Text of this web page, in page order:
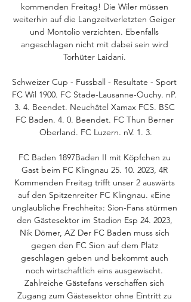
kommenden Freitag! Die Wiler müssen
weiterhin auf die Langzeitverletzten Geiger
und Montolio verzichten. Ebenfalls
angeschlagen nicht mit dabei sein wird
Torhüter Laidani.
Schweizer Cup - Fussball - Resultate - Sport
FC Wil 1900. FC Stade-Lausanne-Ouchy. nP.
3. 4. Beendet. Neuchâtel Xamax FCS. BSC
FC Baden. 4. 0. Beendet. FC Thun Berner
Oberland. FC Luzern. nV. 1. 3.
FC Baden 1897Baden II mit Köpfchen zu
Gast beim FC Klingnau 25. 10. 2023, 4R
Kommenden Freitag trifft unser 2 auswärts
auf den Spitzenreiter FC Klingnau. «Eine
unglaubliche Frechheit»: Sion-Fans stürmen
den Gästesektor im Stadion Esp 24. 2023,
Nik Dömer, AZ Der FC Baden muss sich
gegen den FC Sion auf dem Platz
geschlagen geben und bekommt auch
noch wirtschaftlich eins ausgewischt.
Zahlreiche Gästefans verschaffen sich
Zugang zum Gästesektor ohne Eintritt zu